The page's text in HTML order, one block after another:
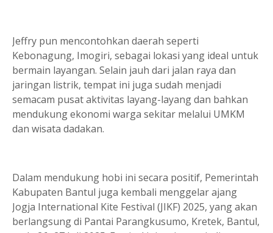
Jeffry pun mencontohkan daerah seperti
Kebonagung, Imogiri, sebagai lokasi yang ideal untuk
bermain layangan. Selain jauh dari jalan raya dan
jaringan listrik, tempat ini juga sudah menjadi
semacam pusat aktivitas layang-layang dan bahkan
mendukung ekonomi warga sekitar melalui UMKM
dan wisata dadakan.
Dalam mendukung hobi ini secara positif, Pemerintah
Kabupaten Bantul juga kembali menggelar ajang
Jogja International Kite Festival (JIKF) 2025, yang akan
berlangsung di Pantai Parangkusumo, Kretek, Bantul,